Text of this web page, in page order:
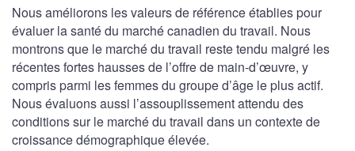
Nous améliorons les valeurs de référence établies pour
évaluer la santé du marché canadien du travail. Nous
montrons que le marché du travail reste tendu malgré les
récentes fortes hausses de l’offre de main-d’œuvre, y
compris parmi les femmes du groupe d’âge le plus actif.
Nous évaluons aussi l’assouplissement attendu des
conditions sur le marché du travail dans un contexte de
croissance démographique élevée.